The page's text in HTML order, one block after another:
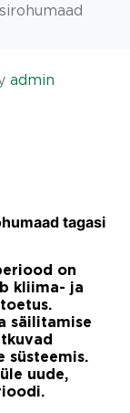
admin
tagasi
on
kliima- ja
säilitamise
süsteemis.
uude,